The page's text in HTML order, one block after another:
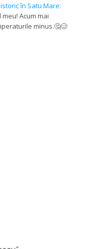
în Satu Mare:
Acum mai
minus.🤔🥴